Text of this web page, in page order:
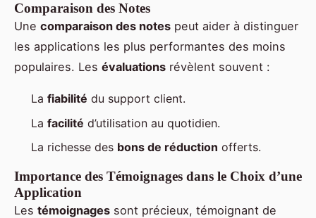
Comparaison des Notes
Une comparaison des notes peut aider à distinguer
les applications les plus performantes des moins
populaires. Les évaluations révèlent souvent :
La fiabilité du support client.
La facilité d’utilisation au quotidien.
La richesse des bons de réduction offerts.
Importance des Témoignages dans le Choix d’une
Application
Les témoignages sont précieux, témoignant de